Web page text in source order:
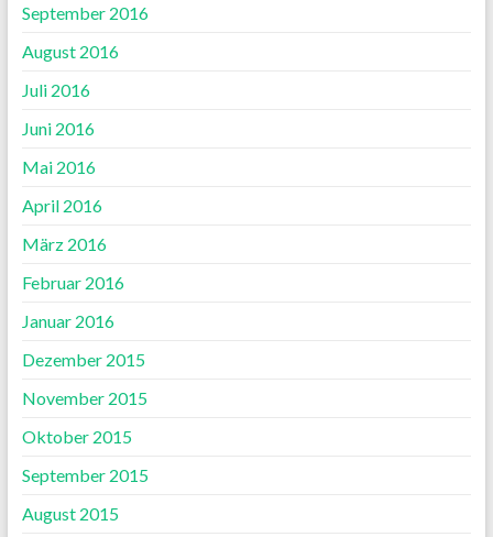
September 2016
August 2016
Juli 2016
Juni 2016
Mai 2016
April 2016
März 2016
Februar 2016
Januar 2016
Dezember 2015
November 2015
Oktober 2015
September 2015
August 2015